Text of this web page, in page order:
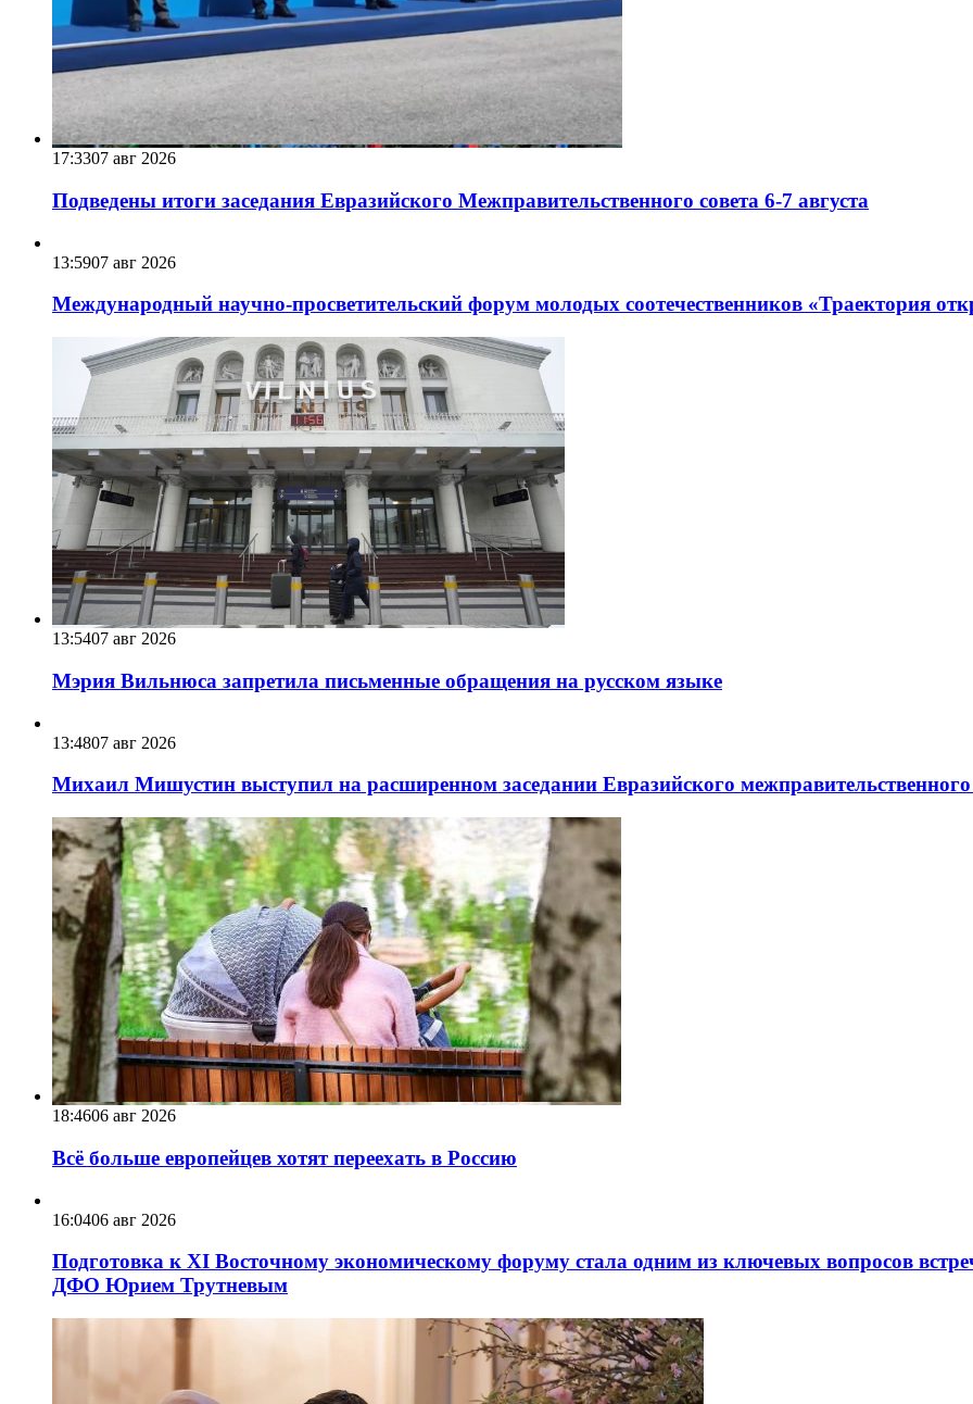
17:3307 авг 2026
Подведены итоги заседания Евразийского Межправительственного совета 6-7 августа
13:5907 авг 2026
Международный научно-просветительский форум молодых соотечественников «Траектория
13:5407 авг 2026
Мэрия Вильнюса запретила письменные обращения на русском языке
13:4807 авг 2026
Михаил Мишустин выступил на расширенном заседании Евразийского
18:4606 авг 2026
Всё больше европейцев хотят переехать в Россию
16:0406 авг 2026
Подготовка к XI Восточному экономическому форуму стала одним из ключевых вопросов
ДФО Юрием Трутневым